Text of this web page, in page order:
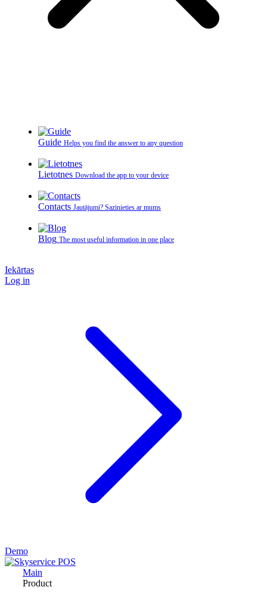
Guide Helps you find the answer to any question
Lietotnes Download the app to your device
Contacts Jautājumi? Sazinieties ar mums
Blog The most useful information in one place
Iekārtas
Log in
Demo
Main
Product